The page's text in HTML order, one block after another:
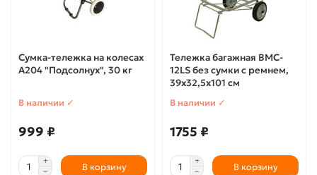
Сумка-тележка на колесах
А204 "Подсолнух", 30 кг
В наличии ✓
999 ₽
В корзину
Тележка багажная BMC-
12LS без сумки с ремнем,
39х32,5х101 см
В наличии ✓
1755 ₽
В корзину